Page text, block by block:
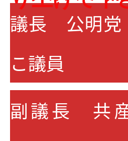
議長 公明
こ議員
副議長